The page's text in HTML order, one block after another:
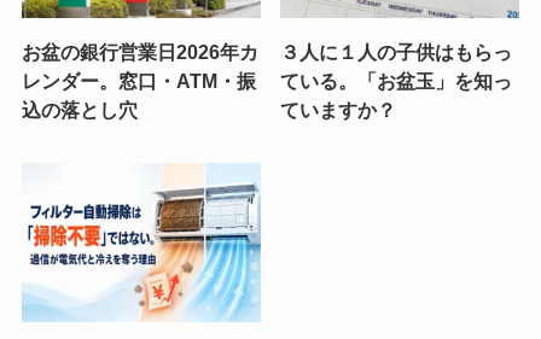
お盆の銀行営業日2026年カ
レンダー。窓口・ATM・振
込の落とし穴
３人に１人の子供はもらっ
ている。「お盆玉」を知っ
ていますか？